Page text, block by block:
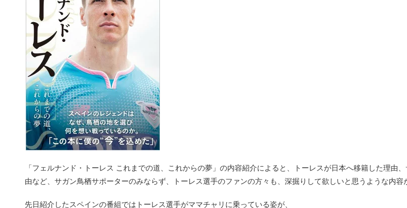
「フェルナンド・トーレス これまでの道、これからの夢」の内容紹介によると、トーレスが日本へ移籍した理由
由など、サガン鳥栖サポーターのみならず、トーレス選手のファンの方々も、深掘りして欲しいと思うような内容
先日紹介したスペインの番組ではトーレス選手がママチャリに乗っている姿が、